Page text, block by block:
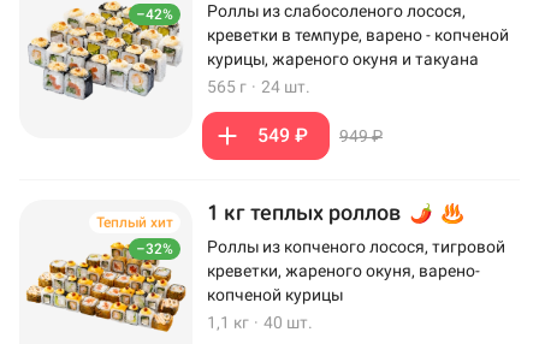
–42%
Роллы из слабосоленого лосося,
креветки в темпуре, варено - копченой
курицы, жареного окуня и такуана
565 г · 24 шт.
549 ₽ 949 ₽
–32%
Теплый хит 1 кг теплых роллов
Роллы из копченого лосося, тигровой
креветки, жареного окуня, варено-
копченой курицы
1,1 кг · 40 шт.